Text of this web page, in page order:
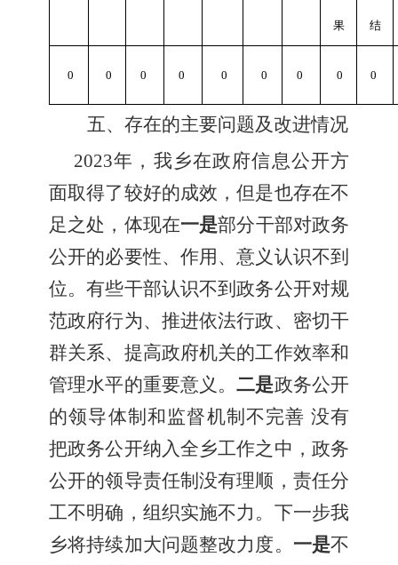
果 结
0 0 0 0 0 0 0 0 0
五、存在的主要问题及改进情况
2023年，我乡在政府信息公开方
面取得了较好的成效，但是也存在不
足之处，体现在一是部分干部对政务
公开的必要性、作用、意义认识不到
位。有些干部认识不到政务公开对规
范政府行为、推进依法行政、密切干
群关系、提高政府机关的工作效率和
管理水平的重要意义。二是政务公开
的领导体制和监督机制不完善 没有
把政务公开纳入全乡工作之中，政务
公开的领导责任制没有理顺，责任分
工不明确，组织实施不力。下一步我
乡将持续加大问题整改力度。 一是不